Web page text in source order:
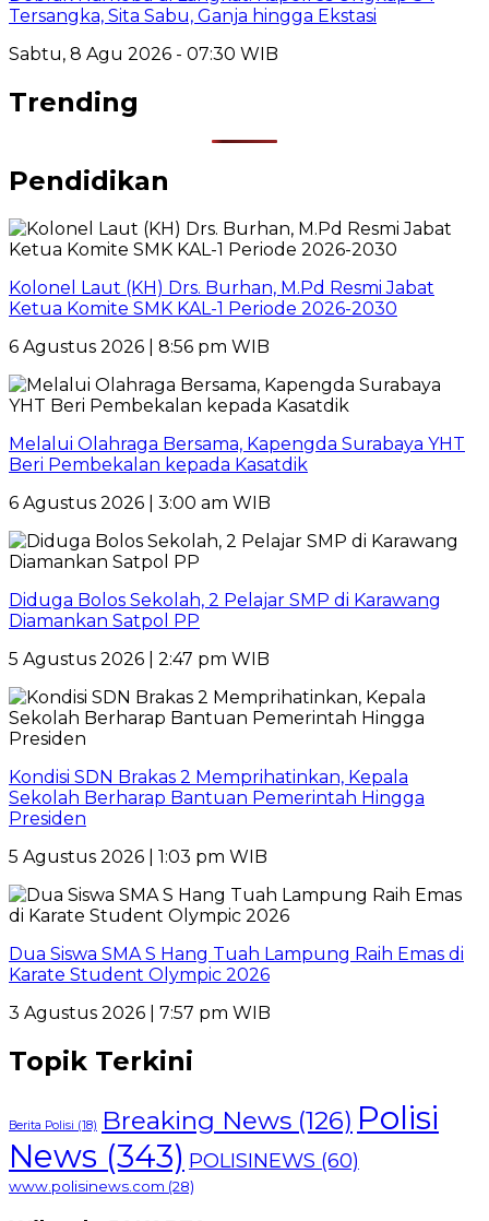
Tersangka, Sita Sabu, Ganja hingga Ekstasi
Sabtu, 8 Agu 2026 - 07:30 WIB
Trending
Pendidikan
Kolonel Laut (KH) Drs. Burhan, M.Pd Resmi Jabat
Ketua Komite SMK KAL-1 Periode 2026-2030
6 Agustus 2026 | 8:56 pm WIB
Melalui Olahraga Bersama, Kapengda Surabaya YHT
Beri Pembekalan kepada Kasatdik
6 Agustus 2026 | 3:00 am WIB
Diduga Bolos Sekolah, 2 Pelajar SMP di Karawang
Diamankan Satpol PP
5 Agustus 2026 | 2:47 pm WIB
Kondisi SDN Brakas 2 Memprihatinkan, Kepala
Sekolah Berharap Bantuan Pemerintah Hingga
Presiden
5 Agustus 2026 | 1:03 pm WIB
Dua Siswa SMA S Hang Tuah Lampung Raih Emas di
Karate Student Olympic 2026
3 Agustus 2026 | 7:57 pm WIB
Topik Terkini
Berita Polisi (18) Breaking News (126) Polisi
News (343) POLISINEWS (60)
www.polisinews.com (28)